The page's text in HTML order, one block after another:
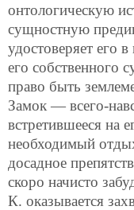
онтологическую
сущностную
удостоверяет его
его собственного
право быть
Замок — всего-
встретившееся на
необходимый
досадное
скоро начисто
К. оказывается